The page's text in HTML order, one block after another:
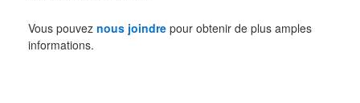
Vous pouvez nous joindre pour obtenir de plus amples
informations.